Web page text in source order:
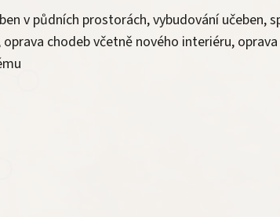
v půdních prostorách, vybudování učeben,
chodeb včetně nového interiéru,